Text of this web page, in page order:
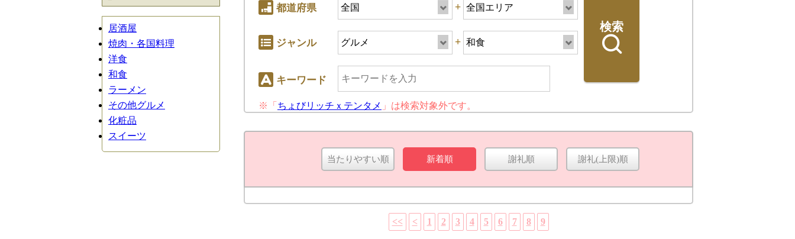
居酒屋
焼肉・各国料理
洋食
和食
ラーメン
その他グルメ
化粧品
スイーツ
都道府県 +
ジャンル +
キーワード
検索
※「 ちょびリッチｘテンタメ 」は検索対象外です。
+
検索
当たりやすい順 新着順 謝礼順 謝礼(上限)順
<< < 1 2 3 4 5 6 7 8 9